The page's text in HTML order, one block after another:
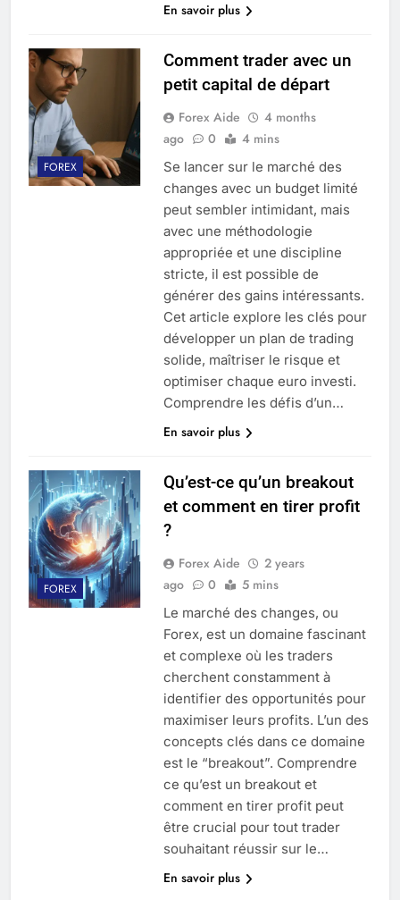
En savoir plus
FOREX
Comment trader avec un
petit capital de départ
Forex Aide
4 months
ago
0 4 mins
Se lancer sur le marché des
changes avec un budget limité
peut sembler intimidant, mais
avec une méthodologie
appropriée et une discipline
stricte, il est possible de
générer des gains intéressants.
Cet article explore les clés pour
développer un plan de trading
solide, maîtriser le risque et
optimiser chaque euro investi.
Comprendre les défis d’un…
En savoir plus
FOREX
Qu’est-ce qu’un breakout
et comment en tirer profit
?
Forex Aide
2 years
ago
0 5 mins
Le marché des changes, ou
Forex, est un domaine fascinant
et complexe où les traders
cherchent constamment à
identifier des opportunités pour
maximiser leurs profits. L’un des
concepts clés dans ce domaine
est le “breakout”. Comprendre
ce qu’est un breakout et
comment en tirer profit peut
être crucial pour tout trader
souhaitant réussir sur le…
En savoir plus